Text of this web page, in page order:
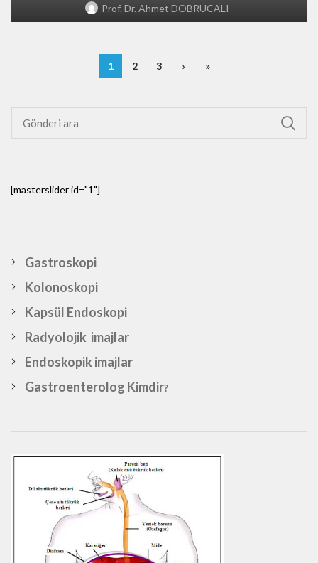
Prof. Dr. Ahmet DOBRUCALI
1 2 3 › »
[masterslider id="1"]
Gastroskopi
Kolonoskopi
Kapsül Endoskopi
Radyolojik imajlar
Endoskopik imajlar
Gastroenterolog Kimdir?